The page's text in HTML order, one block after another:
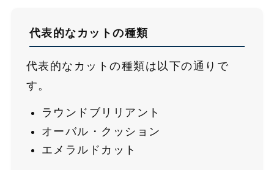
代表的なカットの種類
代表的なカットの種類は以下の通りで
す。
ラウンドブリリアント
オーバル・クッション
エメラルドカット